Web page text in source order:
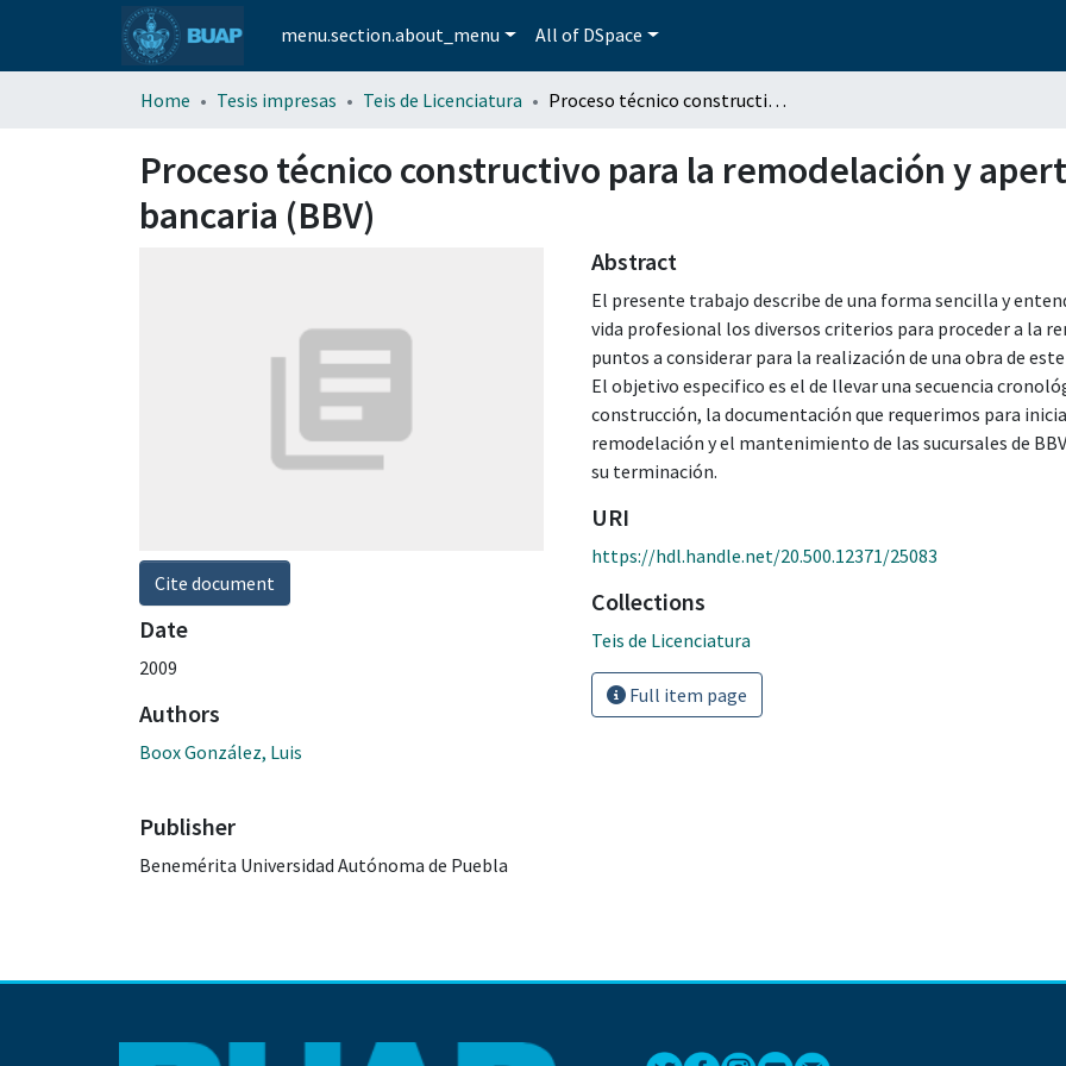
menu.section.about_menu All of DSpace
Home Tesis impresas Teis de Licenciatura Proceso técnico constructivo para la remodelación y apertura de una sucursal bancaria (BBV)
Proceso técnico constructivo para la remodelación y
bancaria (BBV)
Cite document
Date
2009
Authors
Boox González, Luis
Publisher
Benemérita Universidad Autónoma de Puebla
Abstract
El presente trabajo describe de una forma sencilla y
vida profesional los diversos criterios para proceder a la
puntos a considerar para la realización de una obra de
El objetivo especifico es el de llevar una secuencia
construcción, la documentación que requerimos para
remodelación y el mantenimiento de las sucursales de
su terminación.
URI
https://hdl.handle.net/20.500.12371/25083
Collections
Teis de Licenciatura
Full item page